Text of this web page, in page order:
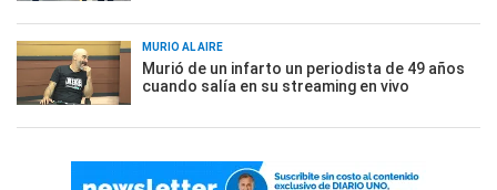
MURIÓ AL AIRE
Murió de un infarto un periodista de 49 años
cuando salía en su streaming en vivo